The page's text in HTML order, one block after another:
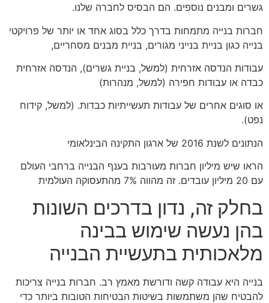
גשרים ומבנים נוספים. הם הבסיס לחברה שלנו.
חברות בנייה מתמחות בדרך כלל בסוג אחד או יותר של פרויקטי
בנייה כגון בניית בנייני מגורים, בניית מבנים מסחריים,
עבודות הנדסה אזרחית (למשל, בניית גשרים), הנדסה אזרחית
כבדה או עבודות חפירה (למשל, מנהרות)
או סוגים אחרים של עבודות תעשייתיות כבדות. (למשל, קידוח
נפט).
הנתונים לשנת 2016 של ארגון התקינה הבינלאומי
הראו שיש מיליון חברות מעורבות בענף הבנייה ברחבי העולם
עם 20 מיליון עובדים. זה מהווה 7% מהתעסוקה העולמית
בחלק זה, נדון בדרכים השונות
בהן נעשה שימוש בבינה
מלאכותית בתעשיית הבנייה
בנייה היא עבודה קשה ודורשת מאמץ רב. חברות בנייה צריכות
להבטיח שהן משתמשות בשיטות הבטיחות הטובות ביותר כדי